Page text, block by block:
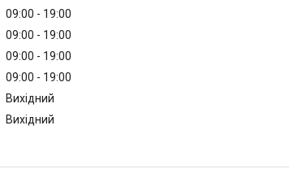
09:00
19:00
09:00
19:00
09:00
19:00
09:00
19:00
Вихідний
Вихідний